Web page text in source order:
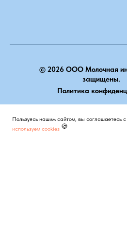
© 2026 ООО Молочная
защищены.
Политика
Пользуясь нашим сайтом, вы соглашаетесь с
используем cookies 🍪